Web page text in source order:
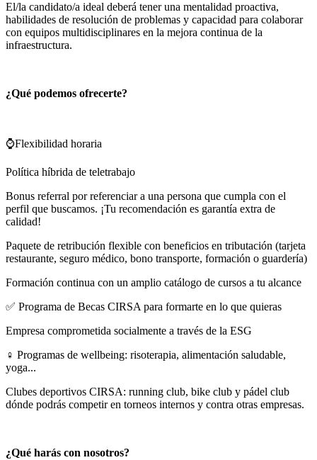
El/la candidato/a ideal deberá tener una mentalidad proactiva,
habilidades de resolución de problemas y capacidad para colaborar
con equipos multidisciplinares en la mejora continua de la
infraestructura.
¿Qué podemos ofrecerte?
⌚Flexibilidad horaria
Política híbrida de teletrabajo
Bonus referral por referenciar a una persona que cumpla con el
perfil que buscamos. ¡Tu recomendación es garantía extra de
calidad!
Paquete de retribución flexible con beneficios en tributación (tarjeta
restaurante, seguro médico, bono transporte, formación o guardería)
Formación continua con un amplio catálogo de cursos a tu alcance
✅ Programa de Becas CIRSA para formarte en lo que quieras
Empresa comprometida socialmente a través de la ESG
‍♀ Programas de wellbeing: risoterapia, alimentación saludable,
yoga...
Clubes deportivos CIRSA: running club, bike club y pádel club
dónde podrás competir en torneos internos y contra otras empresas.
¿Qué harás con nosotros?